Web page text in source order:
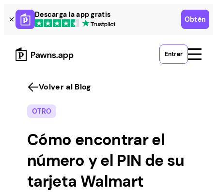
Skip
to
content
Descarga la app gratis
Obtén
Entrar
Volver al Blog
OTRO
Cómo encontrar el
número y el PIN de su
tarjeta Walmart